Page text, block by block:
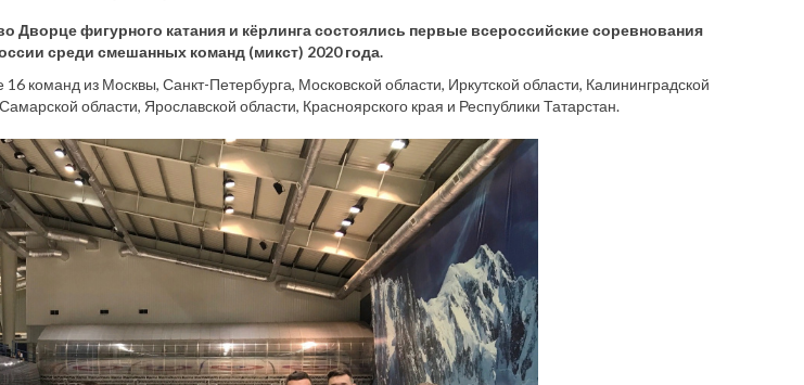
Дворце фигурного катания и кёрлинга состоялись первые всероссийские соревнования
среди смешанных команд (микст) 2020 года.
команд из Москвы, Санкт-Петербурга, Московской области, Иркутской области, Калининградской
области, Ярославской области, Красноярского края и Республики Татарстан.